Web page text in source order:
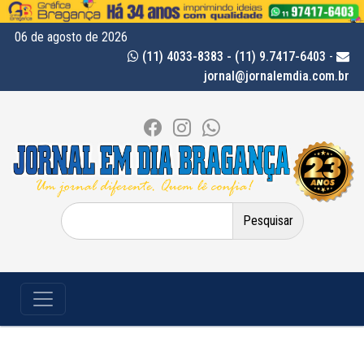
06 de agosto de 2026
(11) 4033-8383 - (11) 9.7417-6403 -
jornal@jornalemdia.com.br
Pesquisar
por: